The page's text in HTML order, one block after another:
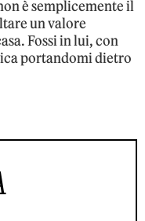
è semplicemente il
un valore
Fossi in lui, con
portandomi dietro